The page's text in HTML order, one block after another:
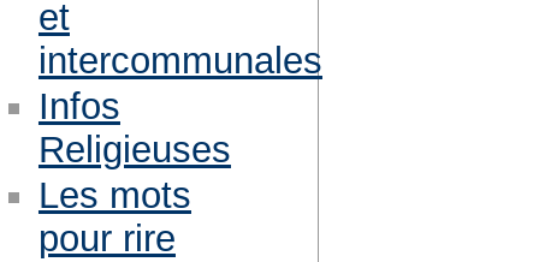
et
intercommunales
Infos
Religieuses
Les mots
pour rire